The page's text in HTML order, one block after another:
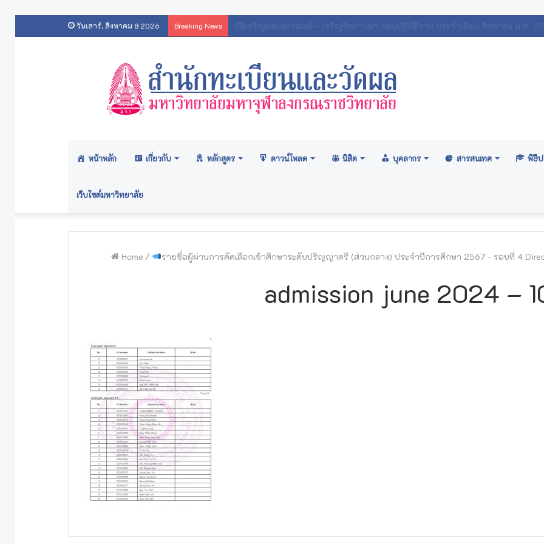
วันเสาร์, สิงหาคม 8 2026 Breaking News
หน้าหลัก เกี่ยวกับ หลักสูตร ดาวน์โหลด นิสิต บุคลากร สารสนเทศ พิธี
เว็บไซต์มหาวิทยาลัย
Home / รายชื่อผู้ผ่านการคัดเลือกเข้าศึกษาระดับปริญญาตรี (ส่วนกลาง) ประจำปีการศึกษา 2567 - รอบที่ 4
admission june 2024 –